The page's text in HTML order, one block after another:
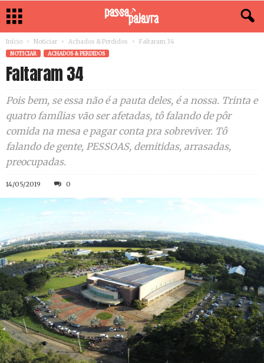
Início Noticiar Achados & Perdidos Faltaram 34
NOTICIAR ACHADOS & PERDIDOS
Faltaram 34
Pois bem, se essa não é a pauta deles, é a nossa. Trinta e
quatro famílias vão ser afetadas, tô falando de pôr
comida na mesa e pagar conta pra sobreviver. Tô
falando de gente, PESSOAS, demitidas, arrasadas,
preocupadas.
14/05/2019 0